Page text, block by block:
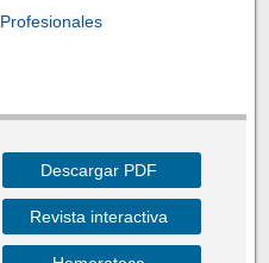
Profesionales
Descargar PDF
Revista interactiva